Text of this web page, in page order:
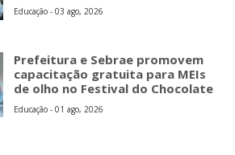
Educação - 03 ago, 2026
Prefeitura e Sebrae promovem
capacitação gratuita para MEIs
de olho no Festival do Chocolate
Educação - 01 ago, 2026